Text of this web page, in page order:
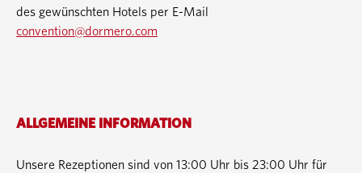
des gewünschten Hotels per E-Mail
convention@dormero.com
ALLGEMEINE INFORMATION
Unsere Rezeptionen sind von 13:00 Uhr bis 23:00 Uhr für